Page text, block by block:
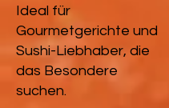
Ideal für
Gourmetgerichte und
Sushi-Liebhaber, die
das Besondere
suchen.